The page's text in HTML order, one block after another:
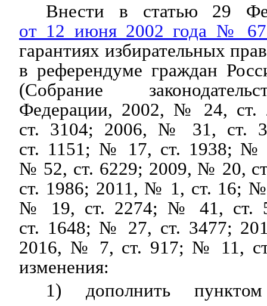
Внести в статью 29
от 12 июня 2002 года №
гарантиях избирательных
в референдуме граждан
(Собрание
Федерации, 2002, № 24,
ст. 3104; 2006, № 31, ст.
ст. 1151; № 17, ст. 1938; №
№ 52, ст. 6229; 2009, № 20,
ст. 1986; 2011, № 1, ст. 16;
№ 19, ст. 2274; № 41, ст.
ст. 1648; № 27, ст. 3477;
2016, № 7, ст. 917; № 11,
изменения:
1) дополнить